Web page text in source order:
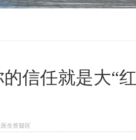
信任就是大“红
生答疑区